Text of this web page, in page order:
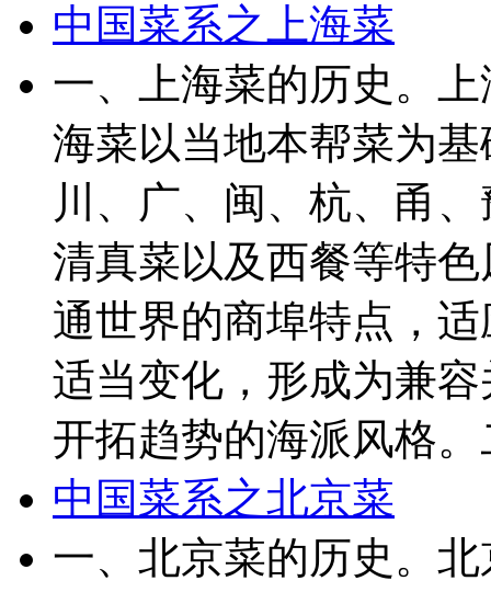
中国菜系之上海菜
一、上海菜的历史。
海菜以当地本帮菜为
川、广、闽、杭、甬
清真菜以及西餐等特
通世界的商埠特点，
适当变化，形成为兼
开拓趋势的海派风格
中国菜系之北京菜
一、北京菜的历史。